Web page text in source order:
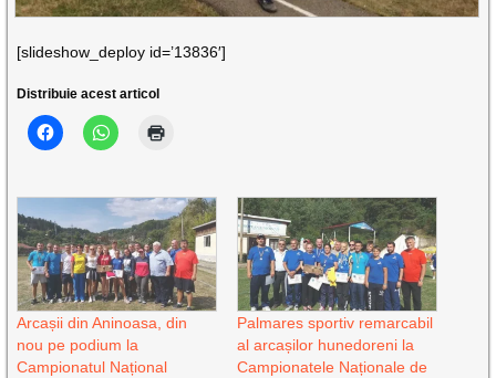
[slideshow_deploy id=’13836′]
Distribuie acest articol
Arcașii din Aninoasa, din
nou pe podium la
Campionatul Național
Palmares sportiv remarcabil
al arcașilor hunedoreni la
Campionatele Naționale de